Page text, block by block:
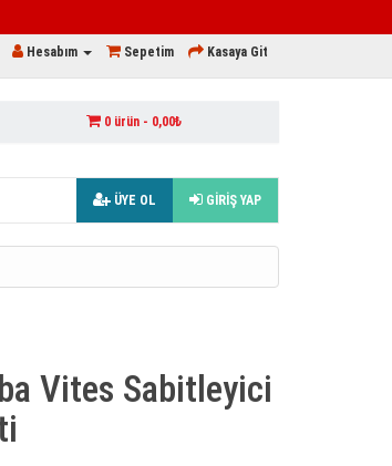
Hesabım Sepetim Kasaya Git
0 ürün - 0,00₺
ÜYE OL GİRİŞ YAP
Vites Sabitleyici